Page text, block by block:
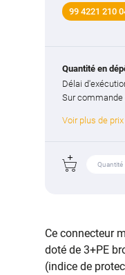
99 4221 210
Quantité en
Délai
Sur commande
Voir plus de prix
Ce connecteur
doté de 3+PE
(indice de